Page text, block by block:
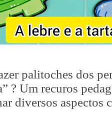
palitoches dos
? Um recuros
diversos aspectos